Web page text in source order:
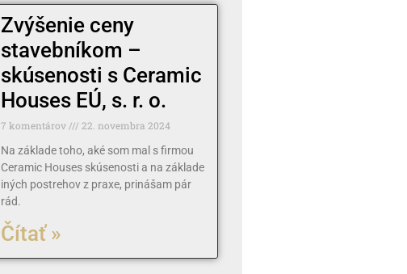
Zvýšenie ceny
stavebníkom –
skúsenosti s Ceramic
Houses EÚ, s. r. o.
7 komentárov
22. novembra 2024
Na základe toho, aké som mal s firmou
Ceramic Houses skúsenosti a na základe
iných postrehov z praxe, prinášam pár
rád.
Čítať »